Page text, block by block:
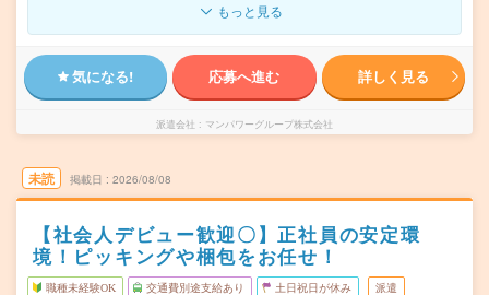
もっと見る
気になる! 応募へ進む 詳しく見る
派遣会社 マンパワーグループ株式会社
未読 掲載日 2026/08/08
【社会人デビュー歓迎〇】正社員の安定環
境！ピッキングや梱包をお任せ！
職種未経験OK 交通費別途支給あり 土日祝日が休み 派遣